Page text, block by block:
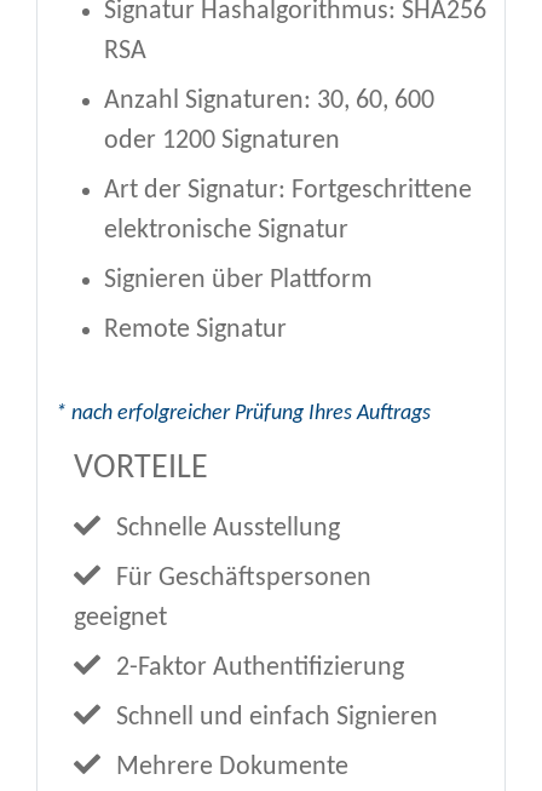
Signatur Hashalgorithmus: SHA256
RSA
Anzahl Signaturen: 30, 60, 600
oder 1200 Signaturen
Art der Signatur: Fortgeschrittene
elektronische Signatur
Signieren über Plattform
Remote Signatur
* nach erfolgreicher Prüfung Ihres Auftrags
VORTEILE
Schnelle Ausstellung
Für Geschäftspersonen
geeignet
2-Faktor Authentifizierung
Schnell und einfach Signieren
Mehrere Dokumente